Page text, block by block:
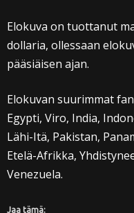
Elokuva on tuottanut
dollaria, ollessaan
pääsiäisen ajan.
Elokuvan suurimmat
Egypti, Viro, India,
Lähi-Itä, Pakistan,
Etelä-Afrikka,
Venezuela.
Jaa tämä: